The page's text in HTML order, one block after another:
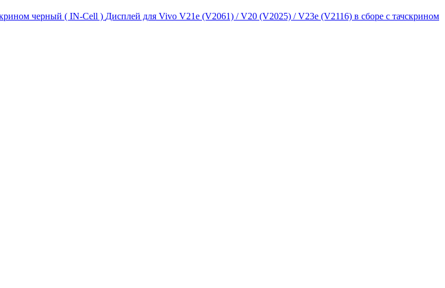
Дисплей для Vivo V21e (V2061) / V20 (V2025) / V23e (V2116) в сборе с тачскрином